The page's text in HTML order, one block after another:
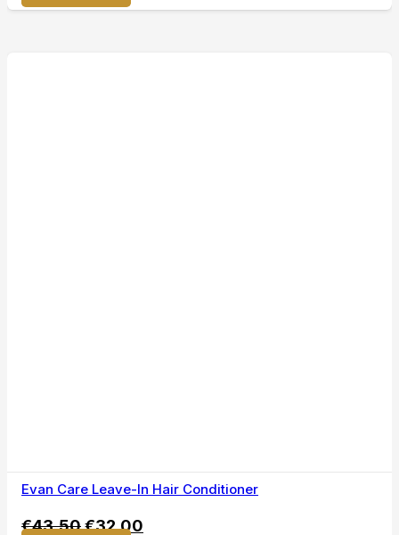
Evan Care Leave-In Hair Conditioner
€43,50€32,00